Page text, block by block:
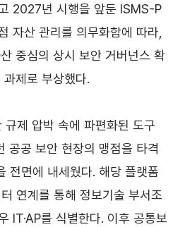
2027년 시행을 앞둔 ISMS-P
자산 관리를 의무화함에 따라,
중심의 상시 보안 거버넌스 확
과제로 부상했다.
규제 압박 속에 파편화된 도구
공공 보안 현장의 맹점을 타격
전면에 내세웠다. 해당 플랫폼
연계를 통해 정보기술 부서조
IT·AP를 식별한다. 이후 공통보